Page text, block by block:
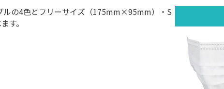
ルの4色とフリーサイズ（175mm×95mm）・S
す。